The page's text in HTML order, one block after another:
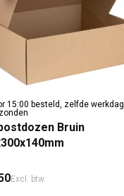
15:00 besteld, zelfde werkdag
Bruin
prijs
Excl. btw